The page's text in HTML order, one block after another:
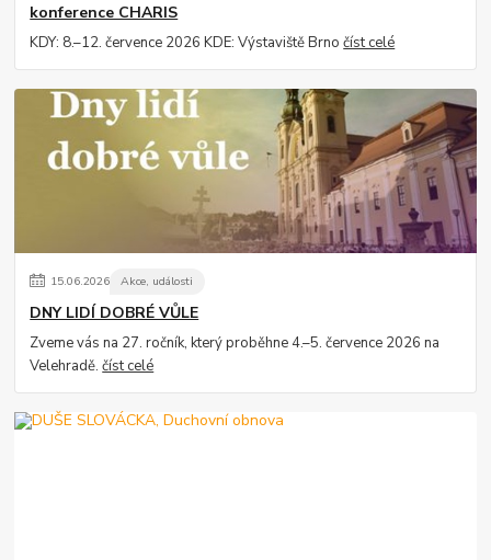
konference CHARIS
KDY: 8.–12. července 2026 KDE: Výstaviště Brnočíst celé
15.06.2026 Akce, události
DNY LIDÍ DOBRÉ VŮLE
Zveme vás na 27. ročník, který proběhne 4.–5. července 2026 na
Velehradě.číst celé